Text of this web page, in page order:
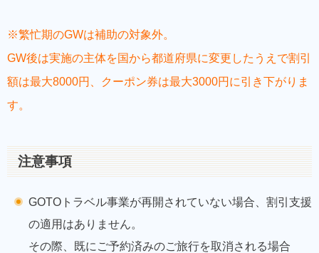
※繁忙期のGWは補助の対象外。
GW後は実施の主体を国から都道府県に変更したうえで割引
額は最大8000円、クーポン券は最大3000円に引き下がりま
す。
注意事項
GOTOトラベル事業が再開されていない場合、割引支援
の適用はありません。
その際、既にご予約済みのご旅行を取消される場合